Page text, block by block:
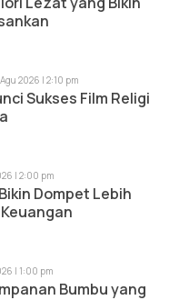
2026 | 2:10 pm
Sukses Film Religi
| 2:00 pm
Dompet Lebih
| 1:00 pm
Bumbu yang